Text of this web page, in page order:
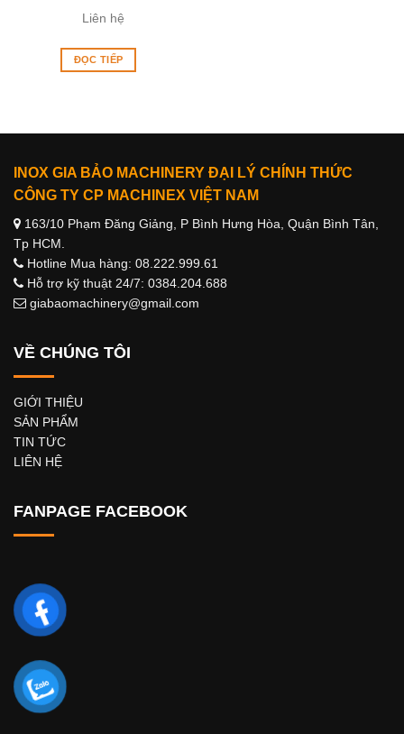
Liên hệ
ĐỌC TIẾP
INOX GIA BẢO MACHINERY ĐẠI LÝ CHÍNH THỨC
CÔNG TY CP MACHINEX VIỆT NAM
163/10 Phạm Đăng Giảng, P Bình Hưng Hòa, Quận Bình Tân,
Tp HCM.
Hotline Mua hàng: 08.222.999.61
Hỗ trợ kỹ thuật 24/7: 0384.204.688
giabaomachinery@gmail.com
VỀ CHÚNG TÔI
GIỚI THIỆU
SẢN PHẨM
TIN TỨC
LIÊN HỆ
FANPAGE FACEBOOK